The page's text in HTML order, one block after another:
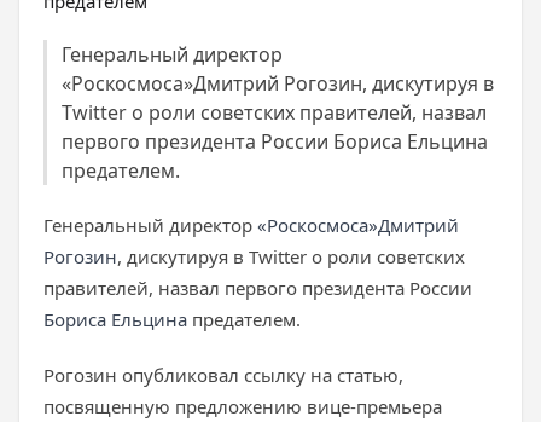
Генеральный директор
«Роскосмоса»Дмитрий Рогозин, дискутируя в
Twitter о роли советских правителей, назвал
первого президента России Бориса Ельцина
предателем.
Генеральный директор «Роскосмоса»Дмитрий
Рогозин, дискутируя в Twitter о роли советских
правителей, назвал первого президента России
Бориса Ельцина предателем.
Рогозин опубликовал ссылку на статью,
посвященную предложению вице-премьера